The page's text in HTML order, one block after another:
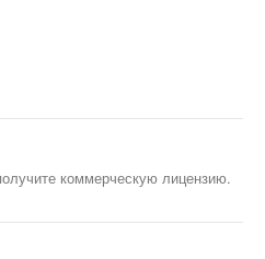
коммерческую лицензию.